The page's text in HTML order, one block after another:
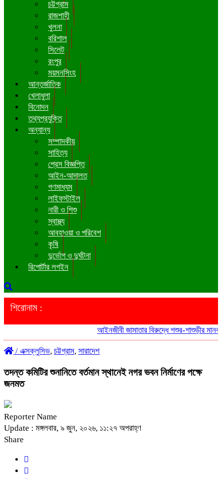
চট্টগ্রাম
রাজশাহী
খুলনা
বরিশাল
সিলেট
রংপুর
ময়মনসিংহ
আন্তর্জাতিক
খেলাধুলা
বিনোদন
তথ্যপ্রযুক্তি
অন্যান্য
সম্পাদকীয়
সাহিত্য
প্রেস বিজ্ঞপ্তি
আইন-আদালত
গণমাধ্যম
লাইফস্টাইল
নারী ও শিশু
স্বাস্থ্য
আবহাওয়া ও পরিবেশ
কৃষি
দুর্ভোগ ও দুর্ঘটনা
রিপোর্টার লগইন
শিরোনাম :
আইনজীবী জামাতার বিরুদ্ধে শশুর-শাশুড়ীর
/ এক্সক্লুসিভ, চট্টগ্রাম, সারাদেশ
তদন্ত কমিটির শুনানিতে বর্তমান স্থানেই নগর ভবন নির্মাণের পক্ষে
জনমত
Reporter Name
Update : মঙ্গলবার, ৯ জুন, ২০২৬, ১১:২৭ অপরাহ্ণ
Share